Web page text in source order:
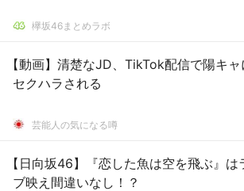
欅坂46まとめラボ
【動画】清楚なJD、TikTok配信で陽キャ
セクハラされる
芸能人の気になる噂
【日向坂46】『恋した魚は空を飛ぶ』は
ブ映え間違いなし！？